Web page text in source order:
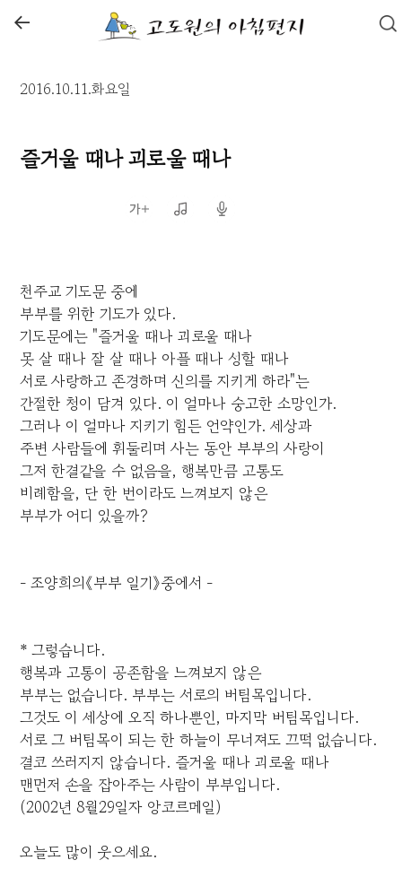
←
2016.10.11.화요일
즐거울 때나 괴로울 때나
천주교 기도문 중에
부부를 위한 기도가 있다.
기도문에는 "즐거울 때나 괴로울 때나
못 살 때나 잘 살 때나 아플 때나 성할 때나
서로 사랑하고 존경하며 신의를 지키게 하라"는
간절한 청이 담겨 있다. 이 얼마나 숭고한 소망인가.
그러나 이 얼마나 지키기 힘든 언약인가. 세상과
주변 사람들에 휘둘리며 사는 동안 부부의 사랑이
그저 한결같을 수 없음을, 행복만큼 고통도
비례함을, 단 한 번이라도 느껴보지 않은
부부가 어디 있을까?
- 조양희의《부부 일기》중에서 -
* 그렇습니다.
행복과 고통이 공존함을 느껴보지 않은
부부는 없습니다. 부부는 서로의 버팀목입니다.
그것도 이 세상에 오직 하나뿐인, 마지막 버팀목입니다.
서로 그 버팀목이 되는 한 하늘이 무너져도 끄떡 없습니다.
결코 쓰러지지 않습니다. 즐거울 때나 괴로울 때나
맨먼저 손을 잡아주는 사람이 부부입니다.
(2002년 8월29일자 앙코르메일)
오늘도 많이 웃으세요.